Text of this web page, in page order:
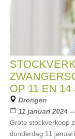
OP 11 EN
Drongen
11 januari 2024
Grote stockverkoop
donderdag 11